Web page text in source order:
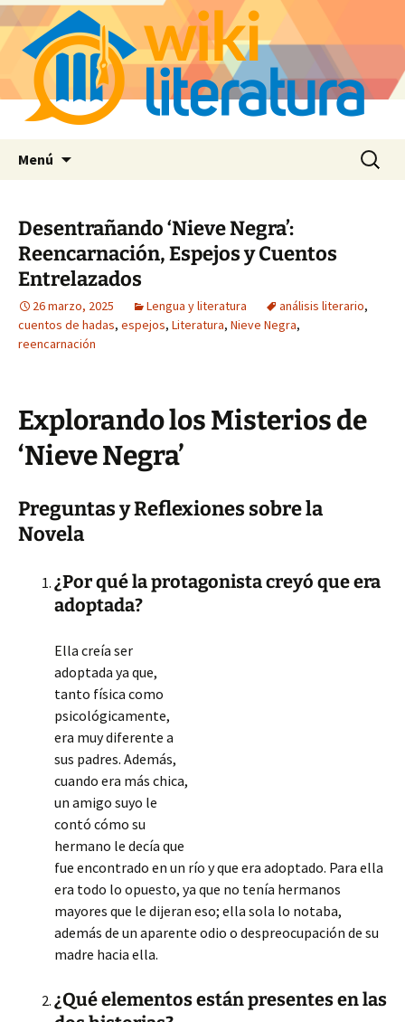
Menú Buscar:
Desentrañando ‘Nieve Negra’:
Reencarnación, Espejos y Cuentos
Entrelazados
26 marzo, 2025 Lengua y literatura análisis literario,
cuentos de hadas, espejos, Literatura, Nieve Negra,
reencarnación
Explorando los Misterios de
‘Nieve Negra’
Preguntas y Reflexiones sobre la
Novela
¿Por qué la protagonista creyó que era
adoptada?
Ella creía ser
adoptada ya que,
tanto física como
psicológicamente,
era muy diferente a
sus padres. Además,
cuando era más chica,
un amigo suyo le
contó cómo su
hermano le decía que
fue encontrado en un río y que era adoptado. Para ella
era todo lo opuesto, ya que no tenía hermanos
mayores que le dijeran eso; ella sola lo notaba,
además de un aparente odio o despreocupación de su
madre hacia ella.
¿Qué elementos están presentes en las